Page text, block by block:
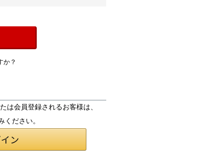
か？
は会員登録されるお客様は、
ください。